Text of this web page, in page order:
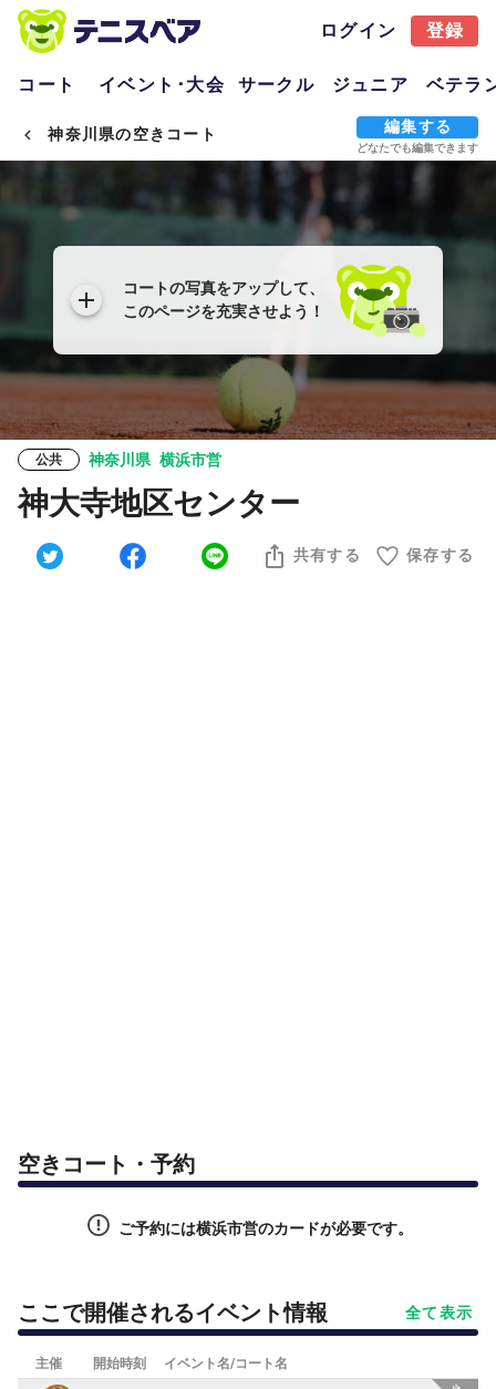
ログイン 登録
コート イベント･大会 サークル ジュニア ベテラ
神奈川県の空きコート 編集する
どなたでも編集できます
コートの写真をアップして、
このページを充実させよう！
公共 神奈川県 横浜市営
神大寺地区センター
共有する 保存する
空きコート・予約
ご予約には横浜市営のカードが必要です。
ここで開催されるイベント情報 全て表示
主催 開始時刻 イベント名/コート名